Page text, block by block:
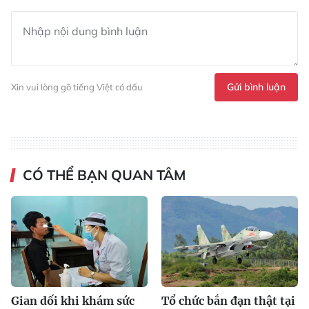
Xin vui lòng gõ tiếng Việt có dấu Gửi bình luận
CÓ THỂ BẠN QUAN TÂM
Gian dối khi khám sức
Tổ chức bắn đạn thật tại